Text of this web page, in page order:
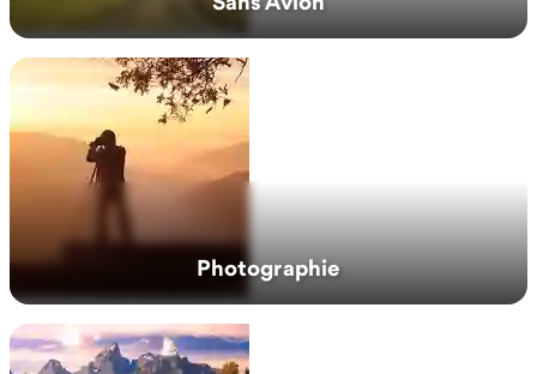
Photographie